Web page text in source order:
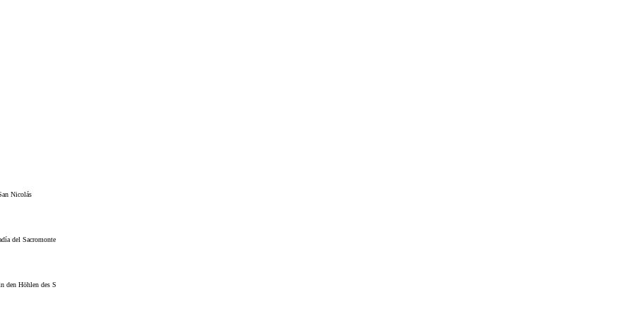
den Höhlen des Sacromonte
Nicolás
del Sacromonte